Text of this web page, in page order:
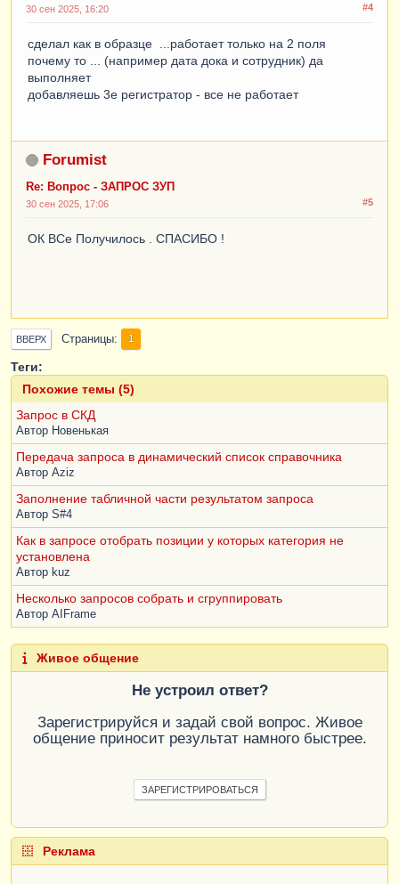
#4
30 сен 2025, 16:20
сделал как в образце ...работает только на 2 поля
почему то ... (например дата дока и сотрудник) да
выполняет
добавляешь 3е регистратор - все не работает
Forumist
Re: Вопрос - ЗАПРОС ЗУП
#5
30 сен 2025, 17:06
ОК ВСе Получилось . СПАСИБО !
ВВЕРХ Страницы 1
Теги:
Похожие темы (5)
Запрос в СКД
Автор Новенькая
Передача запроса в динамический список справочника
Автор Aziz
Заполнение табличной части результатом запроса
Автор S#4
Как в запросе отобрать позиции у которых категория не
установлена
Автор kuz
Несколько запросов собрать и сгруппировать
Автор AIFrame
Живое общение
Не устроил ответ?
Зарегистрируйся и задай свой вопрос. Живое
общение приносит результат намного быстрее.
ЗАРЕГИСТРИРОВАТЬСЯ
Реклама